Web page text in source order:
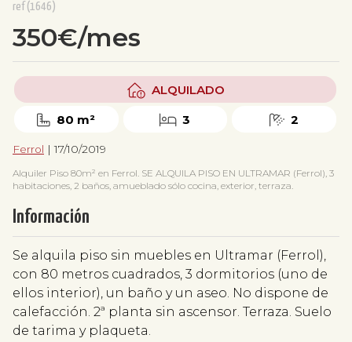
ref(1646)
350€/mes
ALQUILADO
80 m² 3 2
Ferrol | 17/10/2019
Alquiler Piso 80m² en Ferrol. SE ALQUILA PISO EN ULTRAMAR (Ferrol), 3
habitaciones, 2 baños, amueblado sólo cocina, exterior, terraza.
Información
Se alquila piso sin muebles en Ultramar (Ferrol),
con 80 metros cuadrados, 3 dormitorios (uno de
ellos interior), un baño y un aseo. No dispone de
calefacción. 2ª planta sin ascensor. Terraza. Suelo
de tarima y plaqueta.